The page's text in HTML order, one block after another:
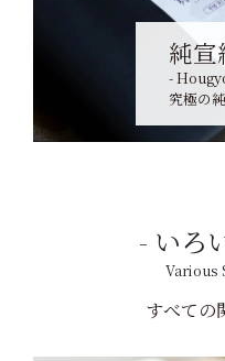
純宣
-
究極の
いろ
Various
すべての